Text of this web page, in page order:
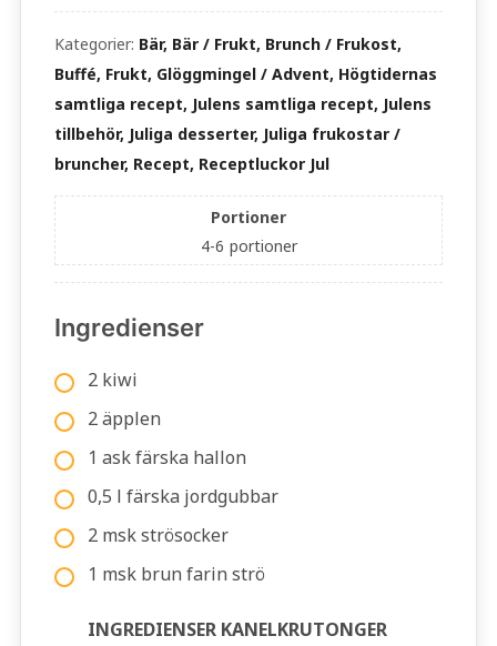
Kategorier: Bär, Bär / Frukt, Brunch / Frukost,
Buffé, Frukt, Glöggmingel / Advent, Högtidernas
samtliga recept, Julens samtliga recept, Julens
tillbehör, Juliga desserter, Juliga frukostar /
bruncher, Recept, Receptluckor Jul
Portioner
4-6 portioner
Ingredienser
2 kiwi
2 äpplen
1 ask färska hallon
0,5 l färska jordgubbar
2 msk strösocker
1 msk brun farin strö
INGREDIENSER KANELKRUTONGER